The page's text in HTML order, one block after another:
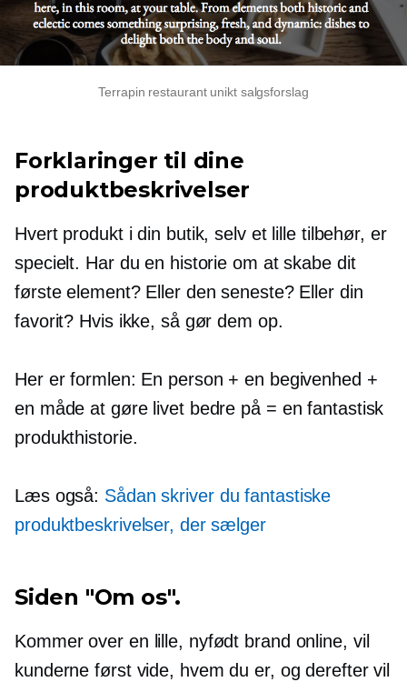
Terrapin restaurant unikt salgsforslag
Forklaringer til dine
produktbeskrivelser
Hvert produkt i din butik, selv et lille tilbehør, er
specielt. Har du en historie om at skabe dit
første element? Eller den seneste? Eller din
favorit? Hvis ikke, så gør dem op.
Her er formlen: En person + en begivenhed +
en måde at gøre livet bedre på = en fantastisk
produkthistorie.
Læs også: Sådan skriver du fantastiske
produktbeskrivelser, der sælger
Siden "Om os".
Kommer over en lille, nyfødt brand online, vil
kunderne først vide, hvem du er, og derefter vil